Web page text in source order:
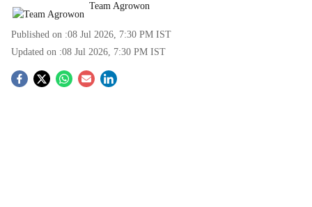
Team Agrowon
Published on :08 Jul 2026, 7:30 PM IST
Updated on :08 Jul 2026, 7:30 PM IST
S